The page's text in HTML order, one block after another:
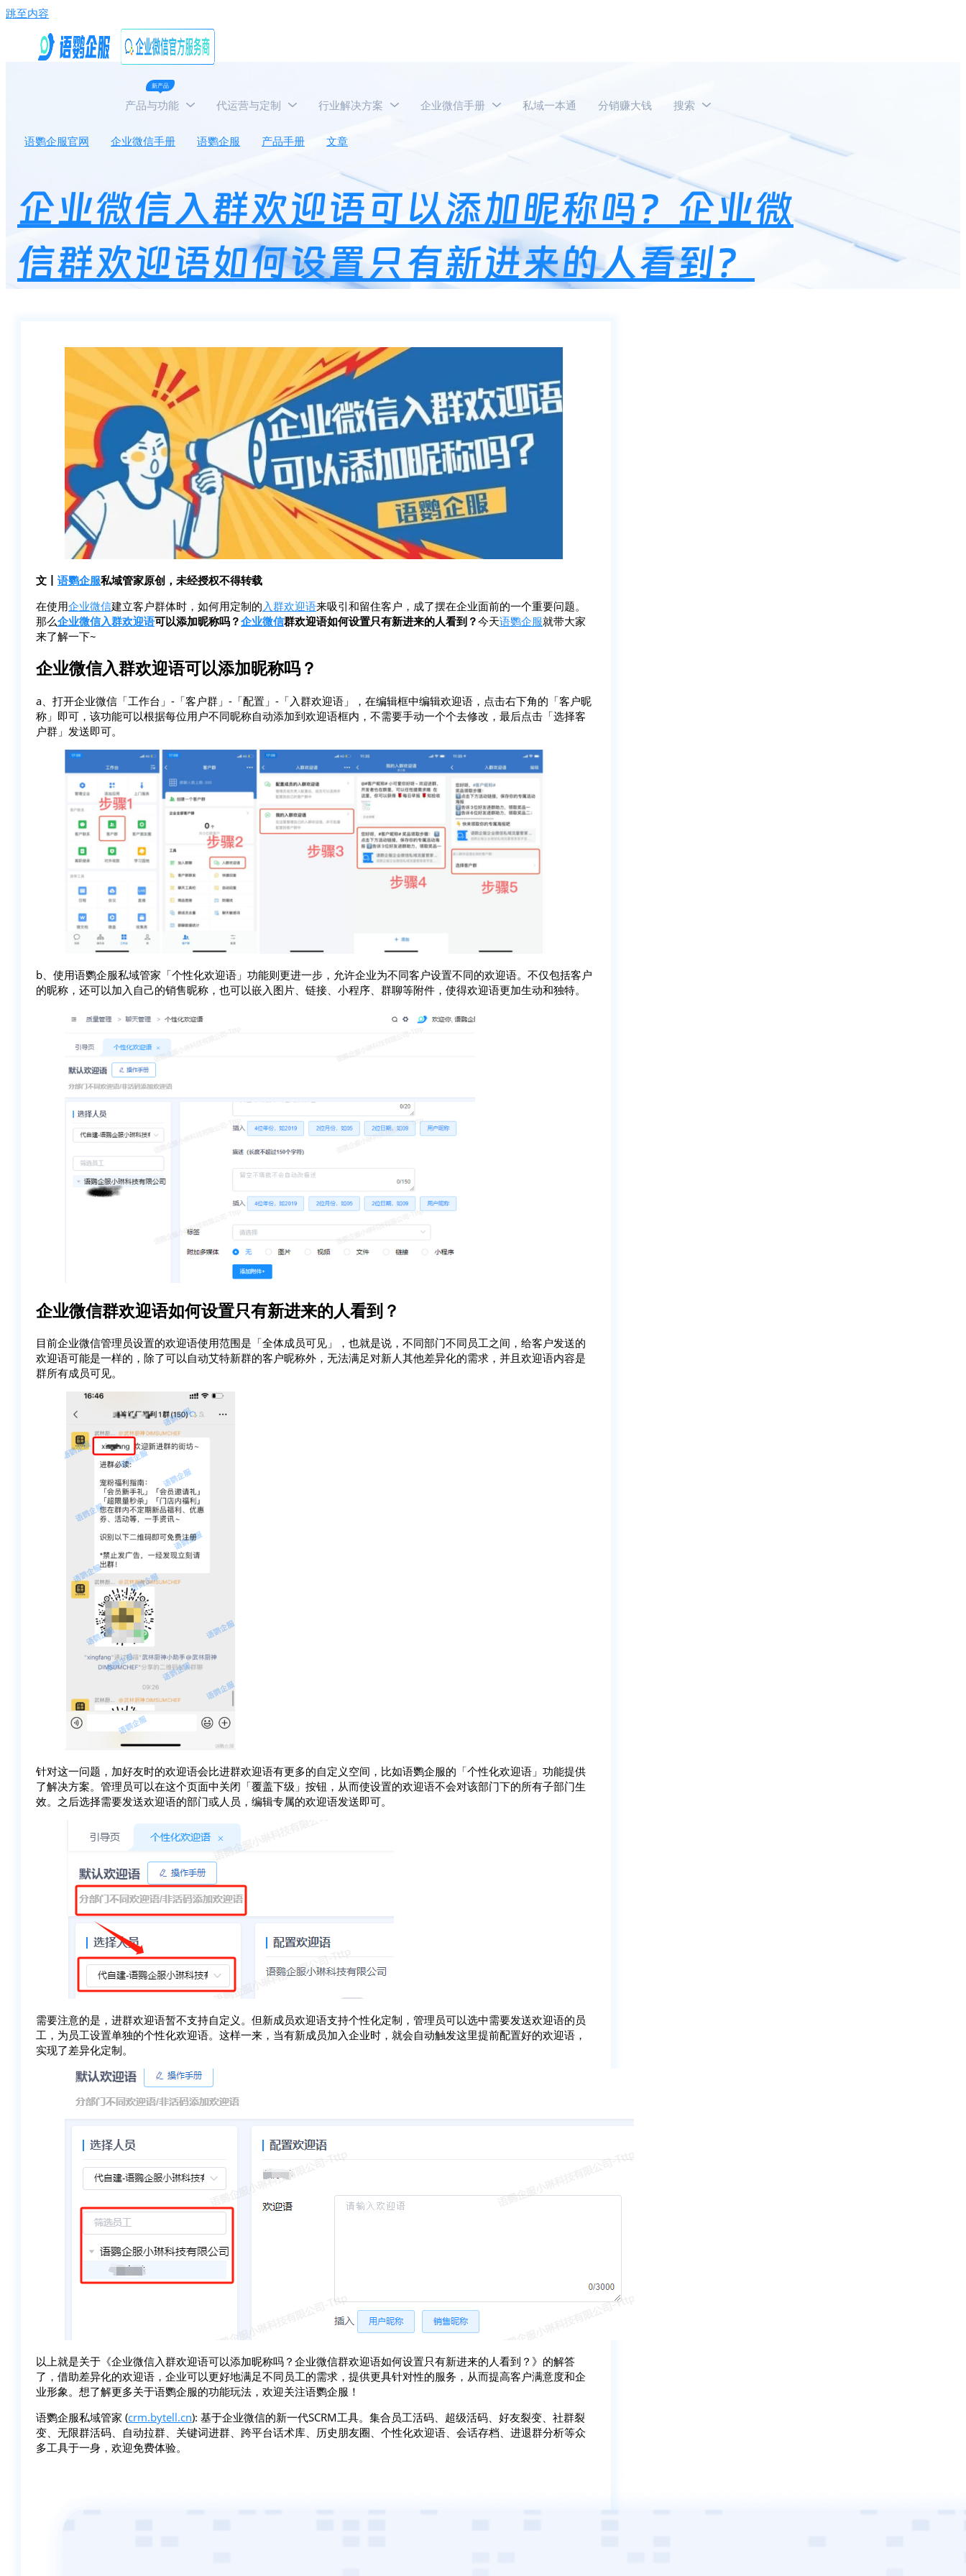
跳至内容
新产品
产品与功能 代运营与定制 行业解决方案 企业微信手册 私域一本通 分销赚大钱 搜索
语鹦企服官网 企业微信手册 语鹦企服 产品手册 文章 企业微信入群欢迎语可以添加昵称吗？企业微信群欢迎语如何设置只有新进来的人看到？
企业微信入群欢迎语可以添加昵称吗？企业微
信群欢迎语如何设置只有新进来的人看到？
文丨 语鹦企服私域管家原创，未经授权不得转载
在使用企业微信建立客户群体时，如何用定制的 入群欢迎语来吸引和留住客户，成了摆在企业面前的一个重要问题。
那么企业微信入群欢迎语可以添加昵称吗？企业微信群欢迎语如何设置只有新进来的人看到？今天语鹦企服就带大家
来了解一下~
企业微信入群欢迎语可以添加昵称吗？
a、打开企业微信「工作台」-「客户群」-「配置」-「入群欢迎语」，在编辑框中编辑欢迎语，点击右下角的「客户昵
称」即可，该功能可以根据每位用户不同昵称自动添加到欢迎语框内，不需要手动一个个去修改，最后点击「选择客
户群」发送即可。
b、使用语鹦企服私域管家「个性化欢迎语」功能则更进一步，允许企业为不同客户设置不同的欢迎语。不仅包括客户
的昵称，还可以加入自己的销售昵称，也可以嵌入图片、链接、小程序、群聊等附件，使得欢迎语更加生动和独特。
企业微信群欢迎语如何设置只有新进来的人看到？
目前企业微信管理员设置的欢迎语使用范围是「全体成员可见」，也就是说，不同部门不同员工之间，给客户发送的
欢迎语可能是一样的，除了可以自动艾特新群的客户昵称外，无法满足对新人其他差异化的需求，并且欢迎语内容是
群所有成员可见。
针对这一问题，加好友时的欢迎语会比进群欢迎语有更多的自定义空间，比如语鹦企服的「个性化欢迎语」功能提供
了解决方案。管理员可以在这个页面中关闭「覆盖下级」按钮，从而使设置的欢迎语不会对该部门下的所有子部门生
效。之后选择需要发送欢迎语的部门或人员，编辑专属的欢迎语发送即可。
需要注意的是，进群欢迎语暂不支持自定义。但新成员欢迎语支持个性化定制，管理员可以选中需要发送欢迎语的员
工，为员工设置单独的个性化欢迎语。这样一来，当有新成员加入企业时，就会自动触发这里提前配置好的欢迎语，
实现了差异化定制。
以上就是关于《企业微信入群欢迎语可以添加昵称吗？企业微信群欢迎语如何设置只有新进来的人看到？》的解答
了，借助差异化的欢迎语，企业可以更好地满足不同员工的需求，提供更具针对性的服务，从而提高客户满意度和企
业形象。想了解更多关于语鹦企服的功能玩法，欢迎关注语鹦企服！
语鹦企服私域管家 (crm.bytell.cn): 基于企业微信的新一代SCRM工具。集合员工活码、超级活码、好友裂变、社群裂
变、无限群活码、自动拉群、关键词进群、跨平台话术库、历史朋友圈、个性化欢迎语、会话存档、进退群分析等众
多工具于一身，欢迎免费体验。